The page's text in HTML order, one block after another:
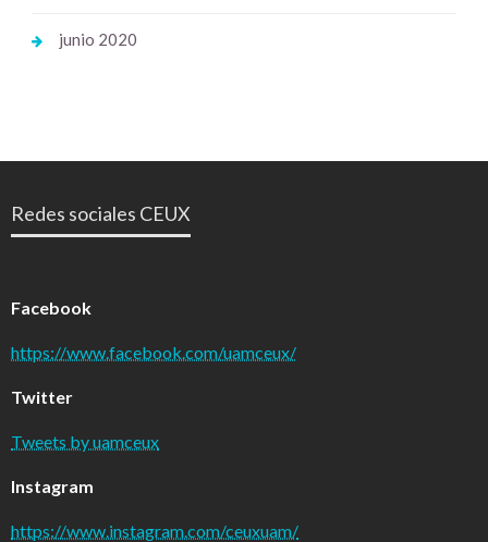
junio 2020
Redes sociales CEUX
Facebook
https://www.facebook.com/uamceux/
Twitter
Tweets by uamceux
Instagram
https://www.instagram.com/ceuxuam/